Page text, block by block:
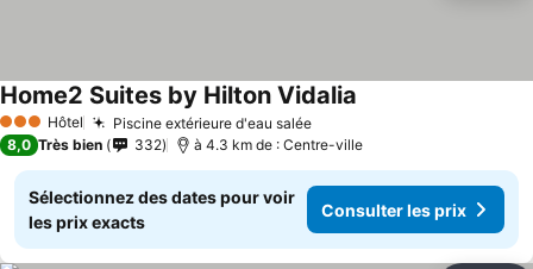
3 ÉtoilesHôtel Piscine extérieure d'eau salée
Home2 Suites by Hilton Vidalia
8,0 Très bien 332 à 4.3 km de : Centre-ville
Sélectionnez des dates pour voir
les prix exacts
Consulter les prix